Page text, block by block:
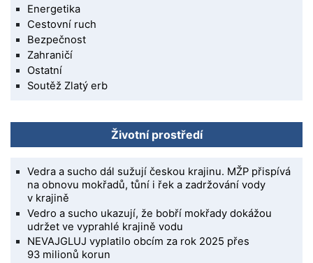
Energetika
Cestovní ruch
Bezpečnost
Zahraničí
Ostatní
Soutěž Zlatý erb
Životní prostředí
Vedra a sucho dál sužují českou krajinu. MŽP přispívá
na obnovu mokřadů, tůní i řek a zadržování vody
v krajině
Vedro a sucho ukazují, že bobří mokřady dokážou
udržet ve vyprahlé krajině vodu
NEVAJGLUJ vyplatilo obcím za rok 2025 přes
93 milionů korun